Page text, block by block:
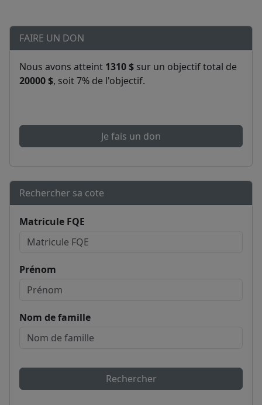
FAIRE UN DON
Nous avons atteint 1310 $ sur un objectif total de
20000 $, soit 7% de l'objectif.
Je fais un don
Rechercher sa cote
Matricule FQE
Prénom
Nom de famille
Rechercher